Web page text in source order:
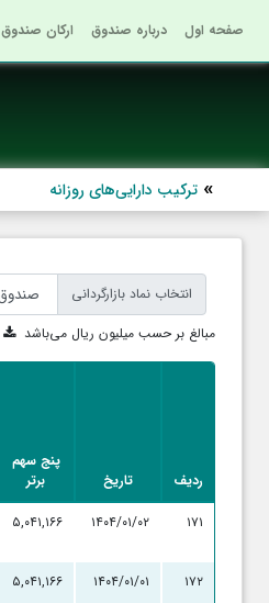
صفحه اول درباره صندوق ارکان صندوق
ترکیب دارایی‌های روزانه
انتخاب نماد بازارگردانی
مبالغ بر حسب میلیون ریال می‌باشد
ردیف تاریخ
پنج سهم
برتر
۱۷۱
۱۴۰۴/۰۱/۰۲ ۵,۰۴۱,۱۶۶
۱۷۲ ۱۴۰۴/۰۱/۰۱ ۵,۰۴۱,۱۶۶